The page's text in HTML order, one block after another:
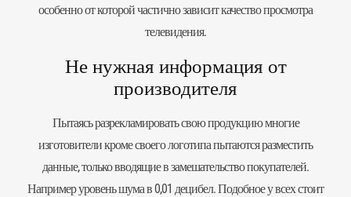
особенно от которой частично зависит качество просмотра
телевидения.
Не нужная информация от
производителя
Пытаясь разрекламировать свою продукцию многие
изготовители кроме своего логотипа пытаются разместить
данные, только вводящие в замешательство покупателей.
Например уровень шума в 0,01 децибел. Подобное у всех стоит